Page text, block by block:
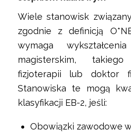
Wiele stanowisk
zgodnie z definicją
wymaga
magisterskim,
fizjoterapii lub doktor
Stanowiska te mogą
klasyfikacji EB-2, jeśli:
Obowiązki zawodowe